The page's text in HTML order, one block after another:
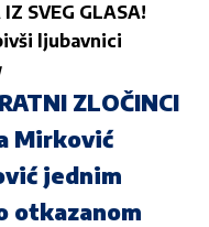
SVEG GLASA!
ljubavnici
ZLOČINCI
Mirković
jednim
otkazanom